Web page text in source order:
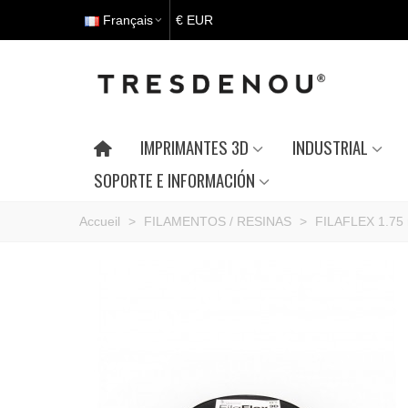
Français € EUR
IMPRIMANTES 3D
INDUSTRIAL
SOPORTE E INFORMACIÓN
Accueil > FILAMENTOS / RESINAS > FILAFLEX